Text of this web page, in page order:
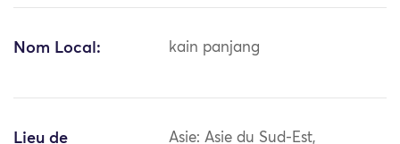
Nom Local: kain panjang
Lieu de
Asie: Asie du Sud-Est,